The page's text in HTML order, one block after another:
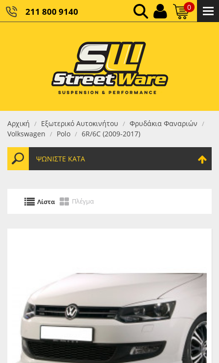
211 800 9140 0
ΚΑΘΑΡΌ ΣΎΝΟΛΟ:
ΤΕΛΙΚΌ ΣΎΝΟΛΟ:0,00 €
Αρχική / Εξωτερικό Αυτοκινήτου / Φρυδάκια Φαναριών /
Volkswagen / Polo / 6R/6C (2009-2017)
ΨΩΝΊΣΤΕ ΚΑΤΆ
Λίστα Πλέγμα